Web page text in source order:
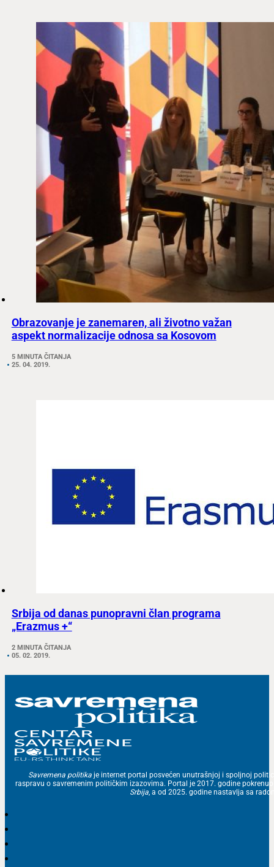
Obrazovanje je zanemaren, ali životno važan
aspekt normalizacije odnosa sa Kosovom
5 MINUTA ČITANJA
25. 04. 2019.
Srbija od danas punopravni član programa
„Erazmus +“
2 MINUTA ČITANJA
05. 02. 2019.
Savremena politika je internet portal posvećen unutrašnjoj i spoljnoj
raspravu o savremenim političkim izazovima. Portal je 2017. godine
Srbija, a od 2025. godine nastavlja sa